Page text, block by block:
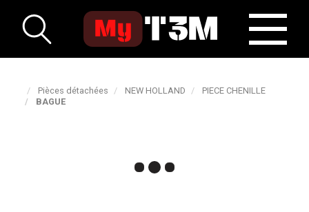
Pièces détachées NEW HOLLAND
PIECE CHENILLE
BAGUE